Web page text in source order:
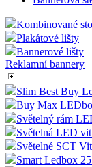
Kombinované
Plakátové lišty
Bannerové lišty
Reklamní bannery
Slim Best Buy
Buy Max
Světelný rám
Světelná LED
Světelné SCT
Smart Ledbox